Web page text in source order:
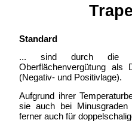
Standard
... sind durch die
Oberflächenvergütung als
(Negativ- und Positivlage).
Aufgrund ihrer
sie auch bei
ferner auch für